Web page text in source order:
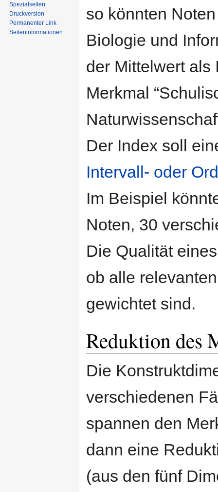
so könnten
Biologie und
der Mittelwert als
Merkmal
Der Index soll
Intervall- oder
Im Beispiel
Noten, 30
Die Qualität
ob alle
gewichtet sind.
Reduktion des
Die
verschiedenen
spannen den
dann eine
(aus den fünf
Spezialseiten
Druckversion
Permanenter Link
Seiten­informationen